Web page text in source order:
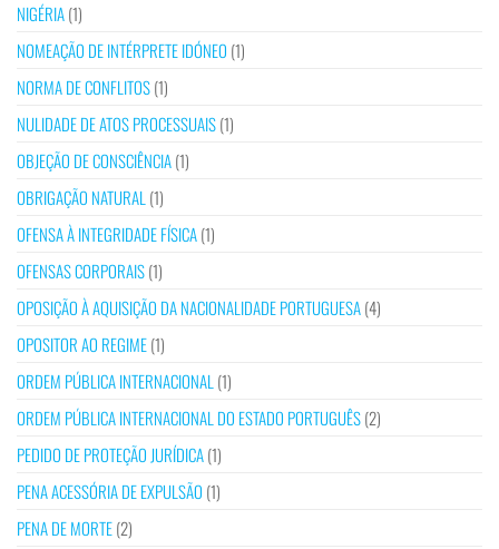
NIGÉRIA(1)
NOMEAÇÃO DE INTÉRPRETE IDÓNEO (1)
NORMA DE CONFLITOS(1)
NULIDADE DE ATOS PROCESSUAIS(1)
OBJEÇÃO DE CONSCIÊNCIA(1)
OBRIGAÇÃO NATURAL (1)
OFENSA À INTEGRIDADE FÍSICA(1)
OFENSAS CORPORAIS(1)
OPOSIÇÃO À AQUISIÇÃO DA NACIONALIDADE PORTUGUESA(4)
OPOSITOR AO REGIME(1)
ORDEM PÚBLICA INTERNACIONAL (1)
ORDEM PÚBLICA INTERNACIONAL DO ESTADO PORTUGUÊS(2)
PEDIDO DE PROTEÇÃO JURÍDICA(1)
PENA ACESSÓRIA DE EXPULSÃO (1)
PENA DE MORTE(2)